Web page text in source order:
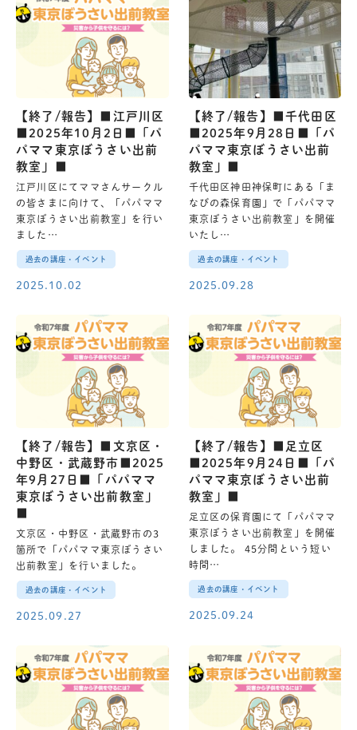
【終了/報告】■江戸川区
■2025年10月2日■「パ
パママ東京ぼうさい出前
教室」■
江戸川区にてママさんサークル
の皆さまに向けて、「パパママ
東京ぼうさい出前教室」を行い
ました…
過去の講座・イベント
2025.10.02
【終了/報告】■千代田区
■2025年9月28日■「パ
パママ東京ぼうさい出前
教室」■
千代田区神田神保町にある「ま
なびの森保育園」で「パパママ
東京ぼうさい出前教室」を開催
いたし…
過去の講座・イベント
2025.09.28
【終了/報告】■文京区・
中野区・武蔵野市■2025
年9月27日■「パパママ
東京ぼうさい出前教室」
文京区・中野区・武蔵野市の3
箇所で「パパママ東京ぼうさい
出前教室」を行いました。
過去の講座・イベント
2025.09.27
【終了/報告】■足立区
■2025年9月24日■「パ
パママ東京ぼうさい出前
教室」■
足立区の保育園にて「パパママ
東京ぼうさい出前教室」を開催
しました。 45分間という短い
時間…
過去の講座・イベント
2025.09.24